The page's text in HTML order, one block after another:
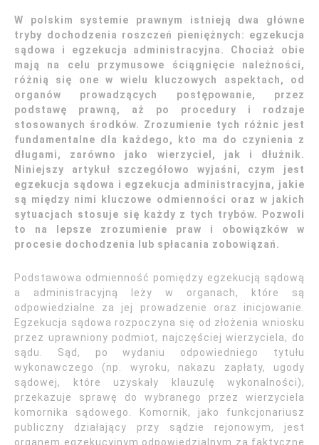
W polskim systemie prawnym istnieją dwa główne
tryby dochodzenia roszczeń pieniężnych: egzekucja
sądowa i egzekucja administracyjna. Chociaż obie
mają na celu przymusowe ściągnięcie należności,
różnią się one w wielu kluczowych aspektach, od
organów prowadzących postępowanie, przez
podstawę prawną, aż po procedury i rodzaje
stosowanych środków. Zrozumienie tych różnic jest
fundamentalne dla każdego, kto ma do czynienia z
długami, zarówno jako wierzyciel, jak i dłużnik.
Niniejszy artykuł szczegółowo wyjaśni, czym jest
egzekucja sądowa i egzekucja administracyjna, jakie
są między nimi kluczowe odmienności oraz w jakich
sytuacjach stosuje się każdy z tych trybów. Pozwoli
to na lepsze zrozumienie praw i obowiązków w
procesie dochodzenia lub spłacania zobowiązań.
Podstawowa odmienność pomiędzy egzekucją sądową
a administracyjną leży w organach, które są
odpowiedzialne za jej prowadzenie oraz inicjowanie.
Egzekucja sądowa rozpoczyna się od złożenia wniosku
przez uprawniony podmiot, najczęściej wierzyciela, do
sądu. Sąd, po wydaniu odpowiedniego tytułu
wykonawczego (np. wyroku, nakazu zapłaty, ugody
sądowej, które uzyskały klauzulę wykonalności),
przekazuje sprawę do wybranego przez wierzyciela
komornika sądowego. Komornik, jako funkcjonariusz
publiczny działający przy sądzie rejonowym, jest
organem egzekucyjnym odpowiedzialnym za faktyczne